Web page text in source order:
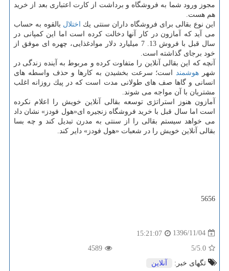
مجوز ورود شما به فروشگاه و برداشت از كارت اعتباری بعد از خرید
هم هست.
این نوع بقالی برای فروشگاه داران سنتی یك
اختلال بالقوه به حساب
می آید كه آمازون در كار آنها دخالت كرده است اما این كمپانی در
سال قبل با فروش 13. 7 میلیارد دلار موادغذایی، چهره ای موفق از
خود برجای گذاشته است.
آنچه كه این بقالی آنلاین را متفاوت كرده و مربوط به آینده زندگی در
شهر هوشمنداست؛ سرعت بخشیدن به كارها و حذف واسطه های
انسانی و گاها صف های طولانی مدت است كه در پیك روزانه اغلب
مشتریان با آن مواجه می شوند.
آمازون هنوز استراتژی توسعه بقالی آنلاین خویش را اعلام نكرده
است اما سال قبل با خرید فروشگاه زنجیره ای«هول فودز» نشان داد
می خواهد سیستم بقالی را از سنتی به مدرن تبدیل كند و چه بسا
بقالی آنلاین خویش را در شعبات «هول فودز» دایر كند.
5656
1396/11/04
15:21:07
5.0
/5
4589
تگهای خبر:
آنلاین